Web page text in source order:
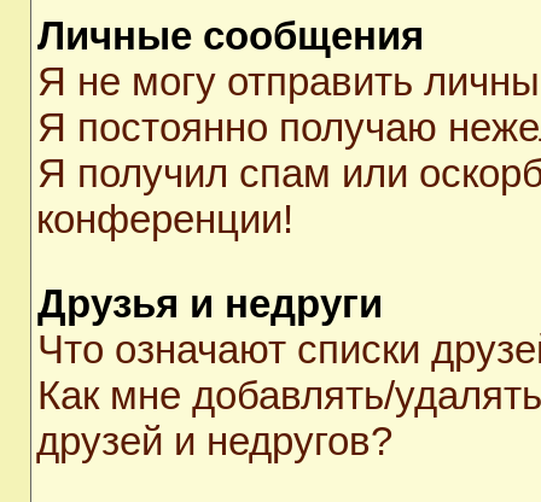
Личные сообщения
Я не могу отправить
Я постоянно получаю
Я получил спам или
конференции!
Друзья и недруги
Что означают списки
Как мне добавлять/
друзей и недругов?